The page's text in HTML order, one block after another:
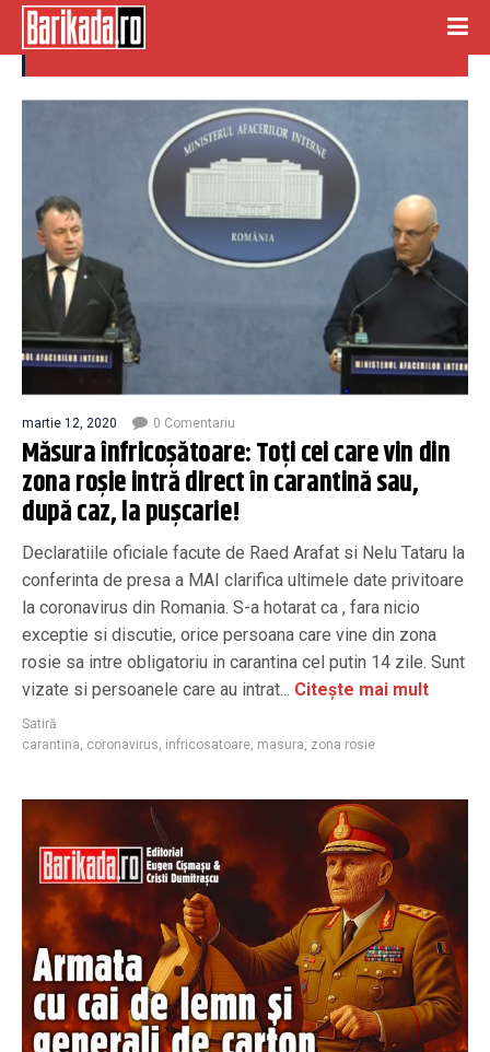
masura
martie 12, 2020 0 Comentariu
Măsura înfricoșătoare: Toți cei care vin din
zona roșie intră direct în carantină sau,
după caz, la pușcarie!
Declaratiile oficiale facute de Raed Arafat si Nelu Tataru la
conferinta de presa a MAI clarifica ultimele date privitoare
la coronavirus din Romania. S-a hotarat ca , fara nicio
exceptie si discutie, orice persoana care vine din zona
rosie sa intre obligatoriu in carantina cel putin 14 zile. Sunt
vizate si persoanele care au intrat... Citește mai mult
Satiră
carantina, coronavirus, infricosatoare, masura, zona rosie